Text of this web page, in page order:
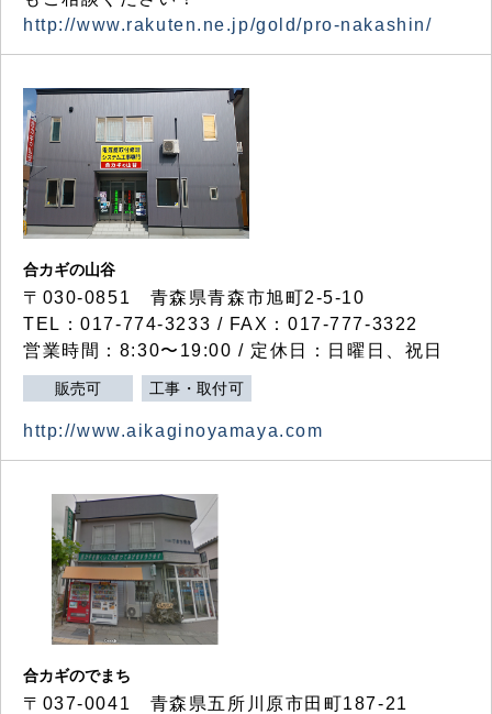
http://www.rakuten.ne.jp/gold/pro-nakashin/
合カギの山谷
〒030-0851 青森県青森市旭町2-5-10
TEL：017-774-3233 / FAX：017-777-3322
営業時間：8:30〜19:00 / 定休日：日曜日、祝日
販売可 工事・取付可
http://www.aikaginoyamaya.com
合カギのでまち
〒037-0041 青森県五所川原市田町187-21